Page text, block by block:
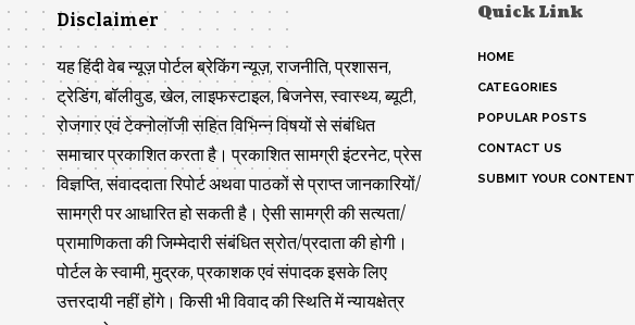
Disclaimer
यह हिंदी वेब न्यूज़ पोर्टल ब्रेकिंग न्यूज़, राजनीति, प्रशासन,
ट्रेडिंग, बॉलीवुड, खेल, लाइफस्टाइल, बिजनेस, स्वास्थ्य, ब्यूटी,
रोजगार एवं टेक्नोलॉजी सहित विभिन्न विषयों से संबंधित
समाचार प्रकाशित करता है। प्रकाशित सामग्री इंटरनेट, प्रेस
विज्ञप्ति, संवाददाता रिपोर्ट अथवा पाठकों से प्राप्त जानकारियों/
सामग्री पर आधारित हो सकती है। ऐसी सामग्री की सत्यता/
प्रामाणिकता की जिम्मेदारी संबंधित स्रोत/प्रदाता की होगी।
पोर्टल के स्वामी, मुद्रक, प्रकाशक एवं संपादक इसके लिए
उत्तरदायी नहीं होंगे। किसी भी विवाद की स्थिति में न्यायक्षेत्र
Quick Link
HOME
CATEGORIES
POPULAR POSTS
CONTACT US
SUBMIT YOUR CONTENT